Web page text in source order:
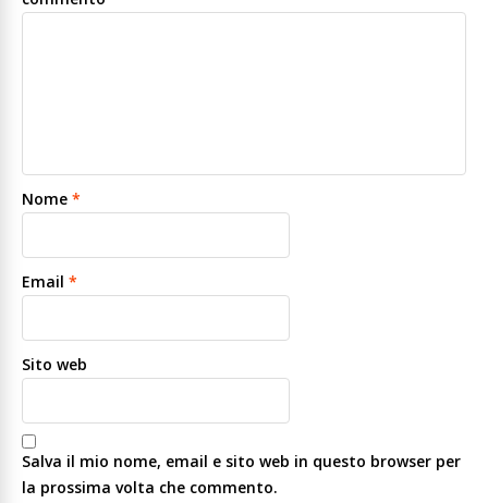
Nome *
Email *
Sito web
Salva il mio nome, email e sito web in questo browser per
la prossima volta che commento.